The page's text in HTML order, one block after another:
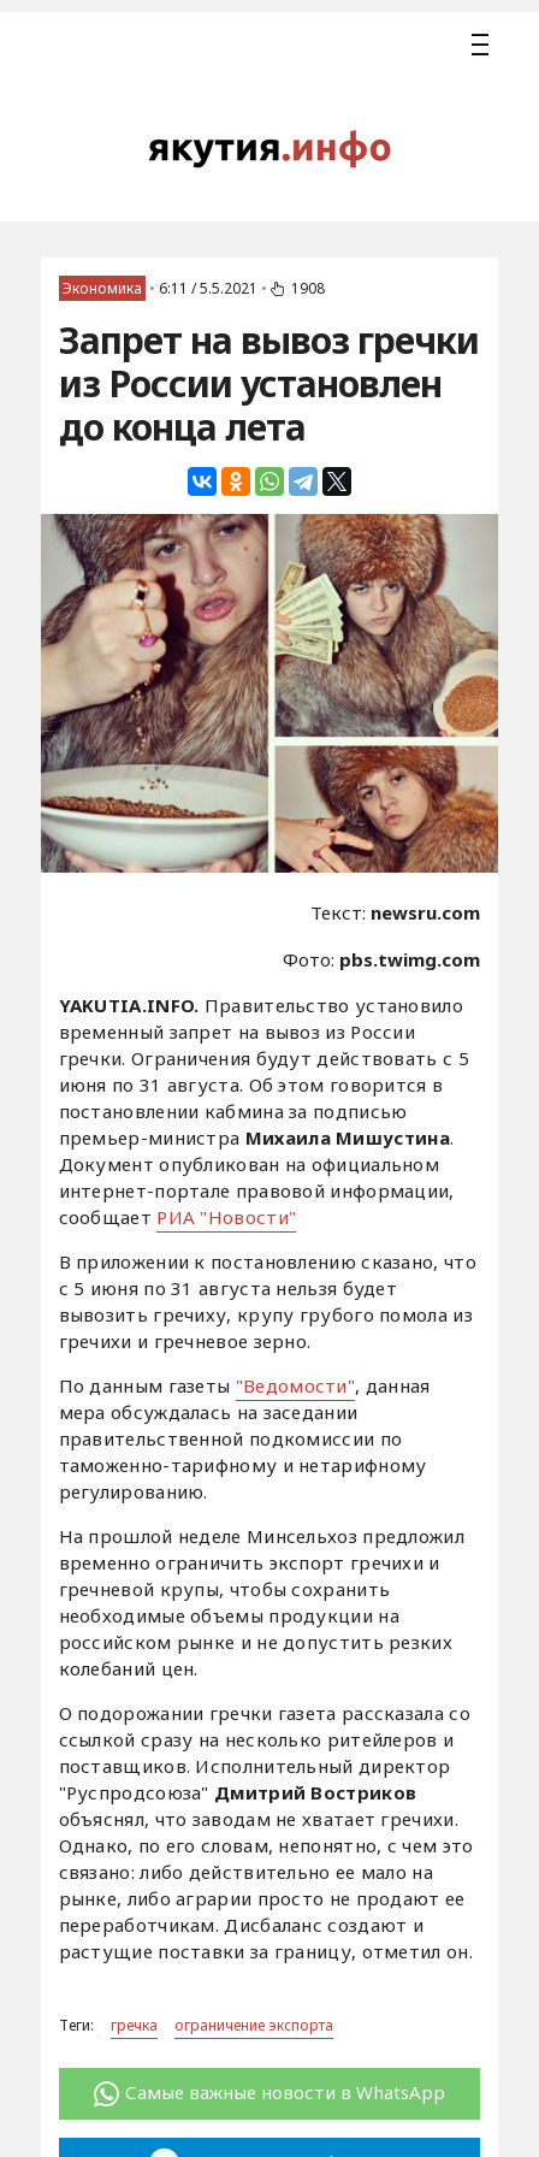
Экономика • 6:11 / 5.5.2021 • 1908
Запрет на вывоз гречки
из России установлен
до конца лета
Текст: newsru.com
Фото: pbs.twimg.com
YAKUTIA.INFO. Правительство установило
временный запрет на вывоз из России
гречки. Ограничения будут действовать с 5
июня по 31 августа. Об этом говорится в
постановлении кабмина за подписью
премьер-министра Михаила Мишустина.
Документ опубликован на официальном
интернет-портале правовой информации,
сообщает РИА "Новости"
В приложении к постановлению сказано, что
с 5 июня по 31 августа нельзя будет
вывозить гречиху, крупу грубого помола из
гречихи и гречневое зерно.
По данным газеты "Ведомости", данная
мера обсуждалась на заседании
правительственной подкомиссии по
таможенно-тарифному и нетарифному
регулированию.
На прошлой неделе Минсельхоз предложил
временно ограничить экспорт гречихи и
гречневой крупы, чтобы сохранить
необходимые объемы продукции на
российском рынке и не допустить резких
колебаний цен.
О подорожании гречки газета рассказала со
ссылкой сразу на несколько ритейлеров и
поставщиков. Исполнительный директор
"Руспродсоюза" Дмитрий Востриков
объяснял, что заводам не хватает гречихи.
Однако, по его словам, непонятно, с чем это
связано: либо действительно ее мало на
рынке, либо аграрии просто не продают ее
переработчикам. Дисбаланс создают и
растущие поставки за границу, отметил он.
Теги: гречка ограничение экспорта
Самые важные новости в WhatsApp